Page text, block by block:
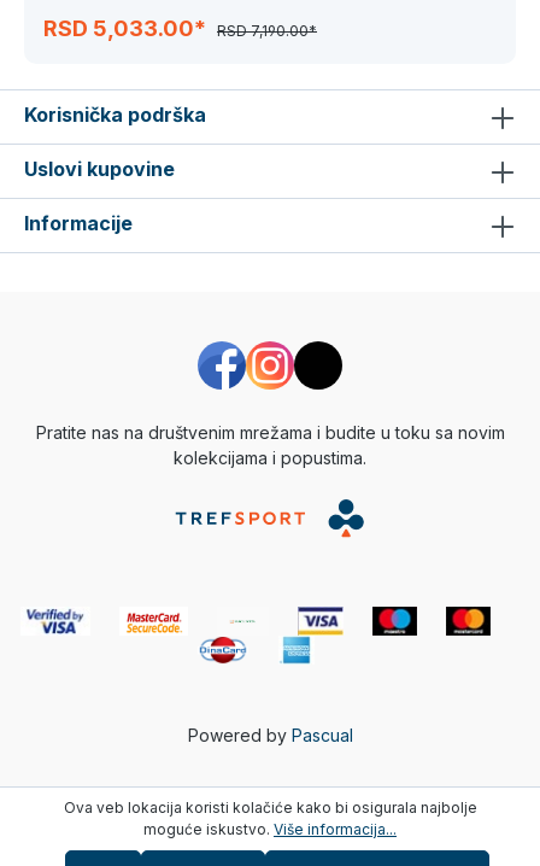
RSD 5,033.00*
RSD 7,190.00*
Korisnička podrška
Uslovi kupovine
Informacije
Pratite nas na društvenim mrežama i budite u toku sa novim
kolekcijama i popustima.
Powered by Pascual
Ova veb lokacija koristi kolačiće kako bi osigurala najbolje
moguće iskustvo. Više informacija...